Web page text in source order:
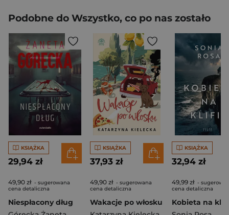
Podobne do Wszystko, co po nas zostało
KSIĄŻKA
29,94 zł
49,90 zł - sugerowana
cena detaliczna
Niespłacony dług
KSIĄŻKA
37,93 zł
49,90 zł - sugerowana
cena detaliczna
Wakacje po włosku
KSIĄŻKA
32,94 zł
49,99 zł -
cena detaliczna
Kobieta na